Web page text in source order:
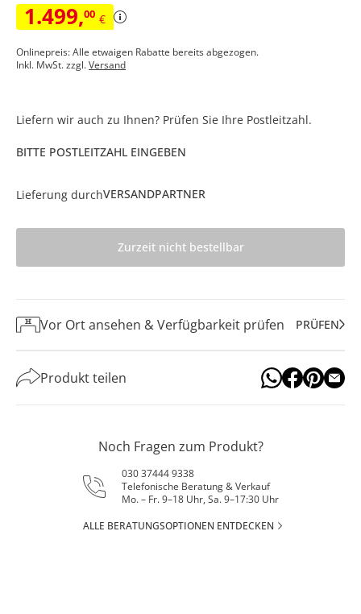
1.499,00 €
Onlinepreis: Alle etwaigen Rabatte bereits abgezogen.
Inkl. MwSt. zzgl.Versand
Liefern wir auch zu Ihnen? Prüfen Sie Ihre Postleitzahl.
BITTE POSTLEITZAHL EINGEBEN
Lieferung durchVERSANDPARTNER
Zurzeit nicht bestellbar
Vor Ort ansehen & Verfügbarkeit prüfen PRÜFEN
Produkt teilen
Noch Fragen zum Produkt?
030 37444 9338
Telefonische Beratung & Verkauf
Mo. – Fr. 9–18 Uhr, Sa. 9–17:30 Uhr
ALLE BERATUNGSOPTIONEN ENTDECKEN